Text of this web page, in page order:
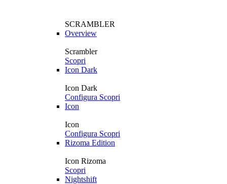
SCRAMBLER
Overview
Scrambler
Scopri
Icon Dark
Icon Dark
Configura Scopri
Icon
Icon
Configura Scopri
Rizoma Edition
Icon Rizoma
Scopri
Nightshift